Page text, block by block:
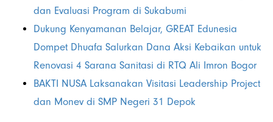
dan Evaluasi Program di Sukabumi
Dukung Kenyamanan Belajar, GREAT Edunesia
Dompet Dhuafa Salurkan Dana Aksi Kebaikan untuk
Renovasi 4 Sarana Sanitasi di RTQ Ali Imron Bogor
BAKTI NUSA Laksanakan Visitasi Leadership Project
dan Monev di SMP Negeri 31 Depok